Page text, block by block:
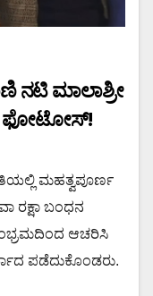
ನಟಿ ಮಾಲಾಶ್ರೀ
ಫೋಟೋಸ್!
ಮಹತ್ವಪೂರ್ಣ
ರಕ್ಷಾ ಬಂಧನ
ಆಚರಿಸಿ
ಪಡೆದುಕೊಂಡರು.